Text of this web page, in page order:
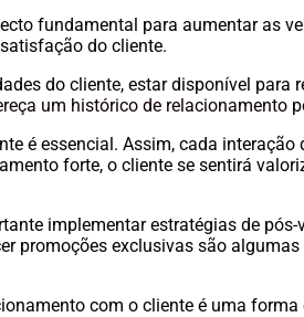
fundamental para aumentar as
do cliente.
do cliente, estar disponível
um histórico de relacionamento
é essencial. Assim, cada
forte, o cliente se sentirá
implementar estratégias de
promoções exclusivas são
com o cliente é uma